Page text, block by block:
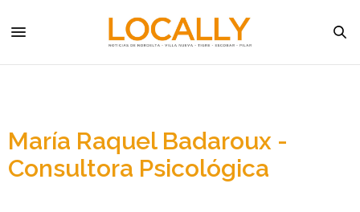
María Raquel Badaroux -
Consultora Psicológica